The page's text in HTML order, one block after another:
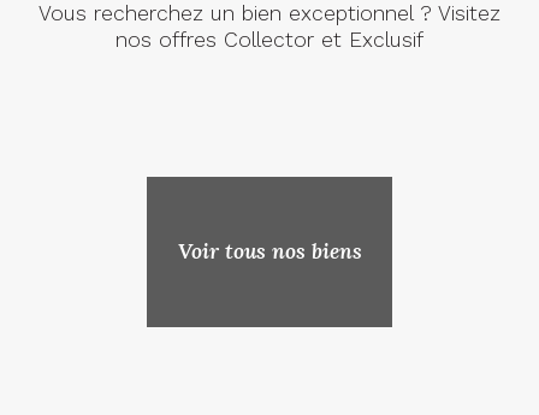
Vous recherchez un bien exceptionnel ? Visitez
nos offres Collector et Exclusif
Voir tous nos biens